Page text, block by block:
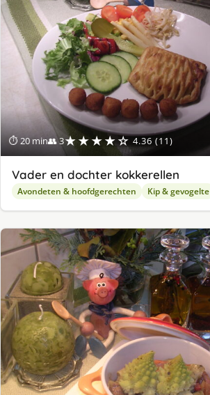
⏱ 20 min👥 3★★★★☆ 4.36 (11)
Vader en dochter kokkerellen
Avondeten & hoofdgerechten Kip & gevogelte